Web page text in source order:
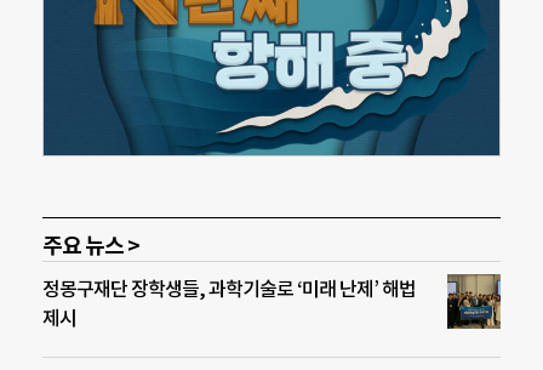
주요 뉴스 >
정몽구재단 장학생들, 과학기술로 ‘미래 난제’ 해법
제시